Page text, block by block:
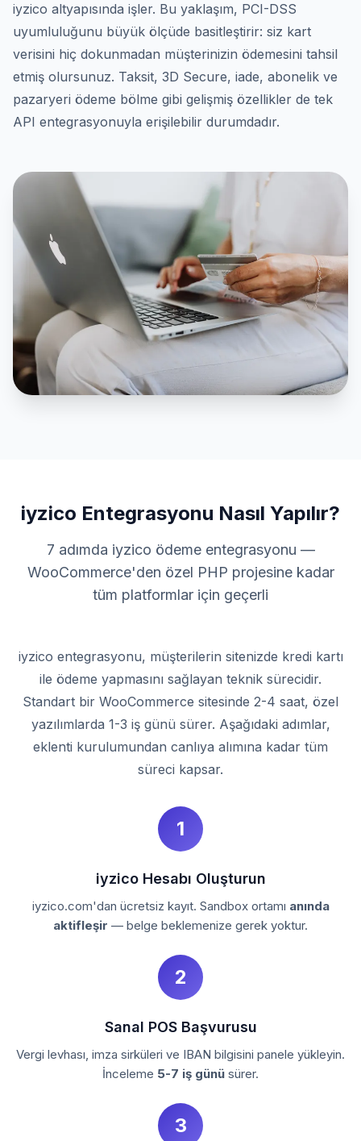
iyzico altyapısında işler. Bu yaklaşım, PCI-DSS
uyumluluğunu büyük ölçüde basitleştirir: siz kart
verisini hiç dokunmadan müşterinizin ödemesini tahsil
etmiş olursunuz. Taksit, 3D Secure, iade, abonelik ve
pazaryeri ödeme bölme gibi gelişmiş özellikler de tek
API entegrasyonuyla erişilebilir durumdadır.
iyzico Entegrasyonu Nasıl Yapılır?
7 adımda iyzico ödeme entegrasyonu —
WooCommerce'den özel PHP projesine kadar
tüm platformlar için geçerli
iyzico entegrasyonu, müşterilerin sitenizde kredi kartı
ile ödeme yapmasını sağlayan teknik sürecidir.
Standart bir WooCommerce sitesinde 2-4 saat, özel
yazılımlarda 1-3 iş günü sürer. Aşağıdaki adımlar,
eklenti kurulumundan canlıya alımına kadar tüm
süreci kapsar.
1
iyzico Hesabı Oluşturun
iyzico.com'dan ücretsiz kayıt. Sandbox ortamı anında
aktifleşir — belge beklemenize gerek yoktur.
2
Sanal POS Başvurusu
Vergi levhası, imza sirküleri ve IBAN bilgisini panele yükleyin.
İnceleme 5-7 iş günü sürer.
3